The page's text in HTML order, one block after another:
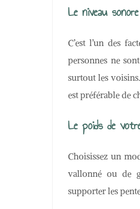
Le niveau
C’est l’un des
personnes ne
surtout les
est préférable de
Le poids de
Choisissez un
vallonné ou de
supporter les